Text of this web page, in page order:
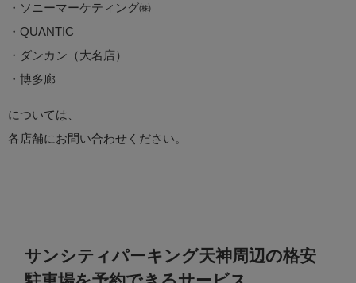
・ソニーマーケティング㈱
・QUANTIC
・ダンカン（大名店）
・博多廊
については、
各店舗にお問い合わせください。
サンシティパーキング天神周辺の格安